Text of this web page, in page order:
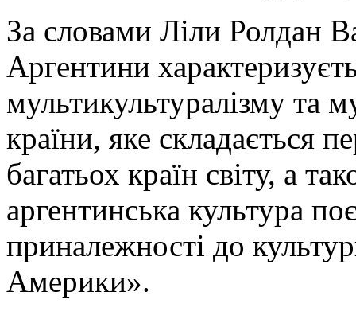
За словами Ліли Ролдан
Аргентини
мультикультуралізму та
країни, яке складається
багатьох країн світу, а
аргентинська культура
приналежності до
Америки».